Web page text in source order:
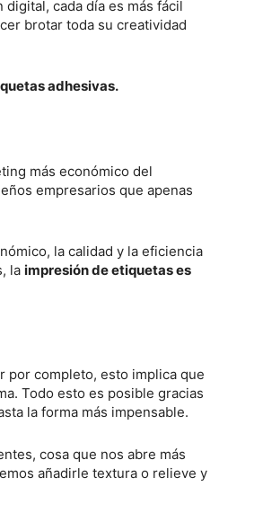
cada día es más fácil
brotar toda su creatividad
adhesivas.
más económico del
empresarios que apenas
la calidad y la eficiencia
la impresión de etiquetas es
por completo, esto implica que
Todo esto es posible gracias
la forma más impensable.
cosa que nos abre más
añadirle textura o relieve y